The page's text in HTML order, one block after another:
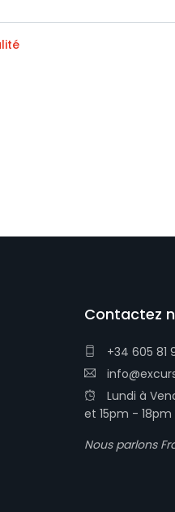
Contactez
+34 605 81
Lundi à
et 15pm - 18pm
Nous parlons